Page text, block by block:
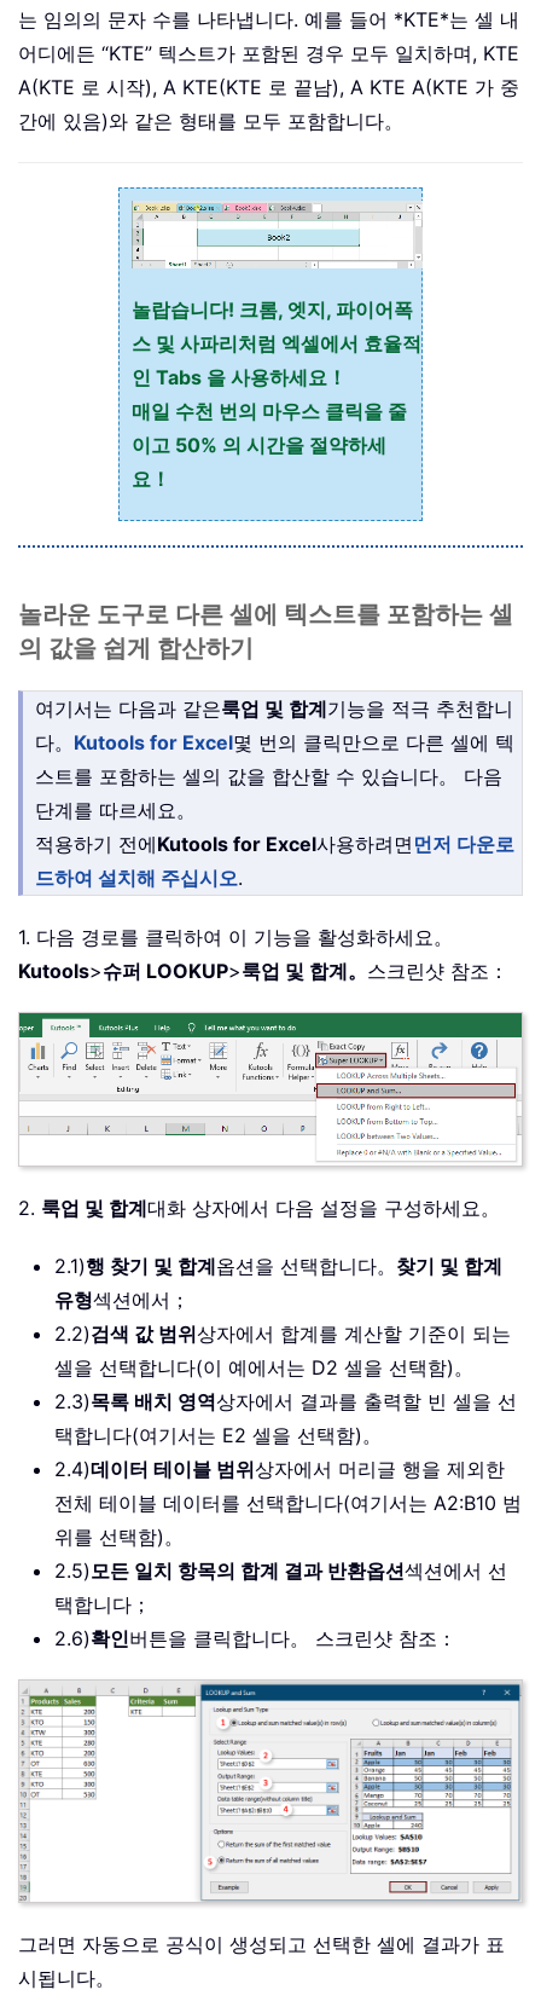
는 임의의 문자 수를 나타냅니다. 예를 들어 *KTE*는 셀 내
어디에든 “KTE” 텍스트가 포함된 경우 모두 일치하며, KTE
A(KTE 로 시작), A KTE(KTE 로 끝남), A KTE A(KTE 가 중
간에 있음)와 같은 형태를 모두 포함합니다。
놀랍습니다! 크롬, 엣지, 파이어폭
스 및 사파리처럼 엑셀에서 효율적
인 Tabs 을 사용하세요！
매일 수천 번의 마우스 클릭을 줄
이고 50% 의 시간을 절약하세
요！
놀라운 도구로 다른 셀에 텍스트를 포함하는 셀
의 값을 쉽게 합산하기
여기서는 다음과 같은룩업 및 합계기능을 적극 추천합니
다。 Kutools for Excel몇 번의 클릭만으로 다른 셀에 텍
스트를 포함하는 셀의 값을 합산할 수 있습니다。 다음
단계를 따르세요。
적용하기 전에Kutools for Excel사용하려면 먼저 다운로
드하여 설치해 주십시오.
1. 다음 경로를 클릭하여 이 기능을 활성화하세요。
Kutools>슈퍼 LOOKUP>룩업 및 합계。 스크린샷 참조：
2. 룩업 및 합계대화 상자에서 다음 설정을 구성하세요。
2.1)행 찾기 및 합계옵션을 선택합니다。 찾기 및 합계
유형섹션에서；
2.2)검색 값 범위상자에서 합계를 계산할 기준이 되는
셀을 선택합니다(이 예에서는 D2 셀을 선택함)。
2.3)목록 배치 영역상자에서 결과를 출력할 빈 셀을 선
택합니다(여기서는 E2 셀을 선택함)。
2.4)데이터 테이블 범위상자에서 머리글 행을 제외한
전체 테이블 데이터를 선택합니다(여기서는 A2:B10 범
위를 선택함)。
2.5)모든 일치 항목의 합계 결과 반환옵션섹션에서 선
택합니다；
2.6)확인버튼을 클릭합니다。 스크린샷 참조：
그러면 자동으로 공식이 생성되고 선택한 셀에 결과가 표
시됩니다。